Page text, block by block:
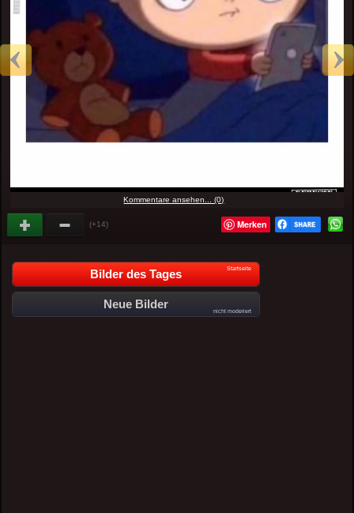
Kommentare ansehen... (0)
(+14) Merken
Bilder des Tages Startseite
Neue Bilder
nicht moderiert